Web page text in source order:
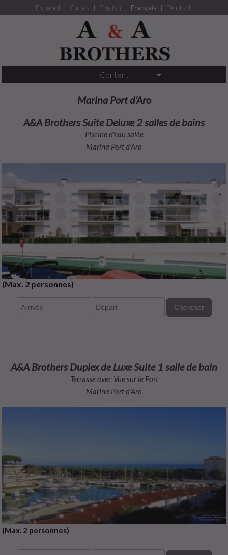
Español | Català | English | Français | Deutsch
Content
Marina Port d'Aro
A&A Brothers Suite Deluxe 2 salles de bains
Piscine d'eau salée
Marina Port d'Aro
(Max. 2 personnes)
Chercher
A&A Brothers Duplex de Luxe Suite 1 salle de bain
Terrasse avec Vue sur le Port
Marina Port d'Aro
(Max. 2 personnes)